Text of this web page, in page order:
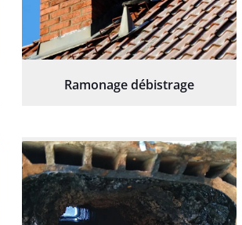
Ramonage débistrage